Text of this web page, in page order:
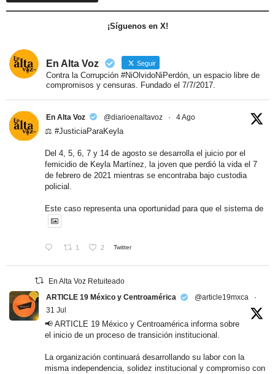
¡Síguenos en X!
En Alta Voz Seguir
Contra la Corrupción #NiOlvidoNiPerdón, un espacio libre de
compromisos y censuras. Fundado el 7/7/2017.
En Alta Voz @diarioenaltavoz · 4 Ago
⚖️ #JusticiaParaKeyla
Del 4, 5, 6, 7 y 14 de agosto se desarrolla el juicio por el
femicidio de Keyla Martínez, la joven que perdió la vida el 7
de febrero de 2021 mientras se encontraba bajo custodia
policial.
Este caso representa una oportunidad para que el sistema de
1 2 Twitter
En Alta Voz Retuiteado
ARTICLE 19 México y Centroamérica
@article19mxca
·
31 Jul
📢 ARTICLE 19 México y Centroamérica informa sobre
el inicio de un proceso de transición institucional.
La organización continuará desarrollando su labor con la
misma independencia, solidez institucional y compromiso con